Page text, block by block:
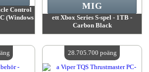
Control
(Windows
4
ett Xbox Series S-spel - 1TB -
Carbon Black
Antal tillgängliga:4
MIG
28.705.700 poäng